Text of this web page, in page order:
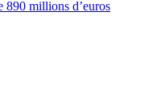
890 millions d’euros